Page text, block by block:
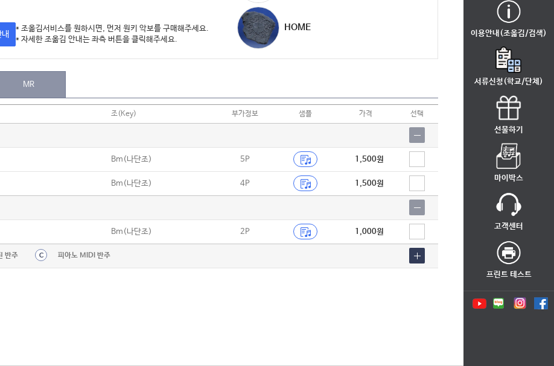
* 조옮김서비스를 원하시면, 먼저 원키 악보를 구매해주세요.
* 자세한 조옮김 안내는 좌측 버튼을 클릭해주세요.
HOME
MR
조(Key) 부가정보 샘플 가격 선택
Bm(나단조) 5P 1,500원
Bm(나단조) 4P 1,500원
Bm(나단조) 2P 1,000원
반주 C 피아노 MIDI 반주
이용안내(조옮김/검색)
서류신청(학교/단체)
선물하기
마이박스
고객센터
프린트 테스트